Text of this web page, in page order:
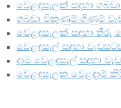
වෙළඳසැලක් සඳහා
ගබඩා විකුණුම් ගිණුම්
වෙළඳසැලක් සඳහා තීරු
වෙළඳසැල් සඳහා
දාම වෙළඳසැල් සඳහා
වෙළඳසැලක වෙළඳාම්